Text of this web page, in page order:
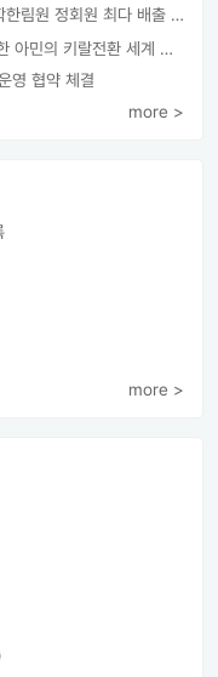
고려대학교 의과대학, 4년 연속 대한민국의학한림원 정회원 최다 배출 外
연세대학교 신종식 교수팀, 인공효소를 이용한 아민의 키랄전환 세계 최초로 성공
영 협약 체결
more >
more >